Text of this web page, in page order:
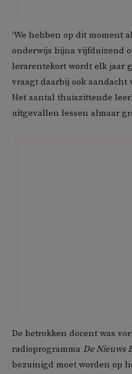
‘We hebben op dit moment
onderwijs bijna vijfduizend
lerarentekort wordt elk jaar
vraagt daarbij ook aandacht
Het aantal thuiszittende
uitgevallen lessen almaar
De betrokken docent was
radioprogramma De Nieuws
bezuinigd moet worden op